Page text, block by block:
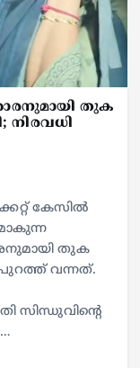
തുക
നിരവധി
കേസിൽ
തുക
വന്നത്.
സിന്ധുവിന്റെ